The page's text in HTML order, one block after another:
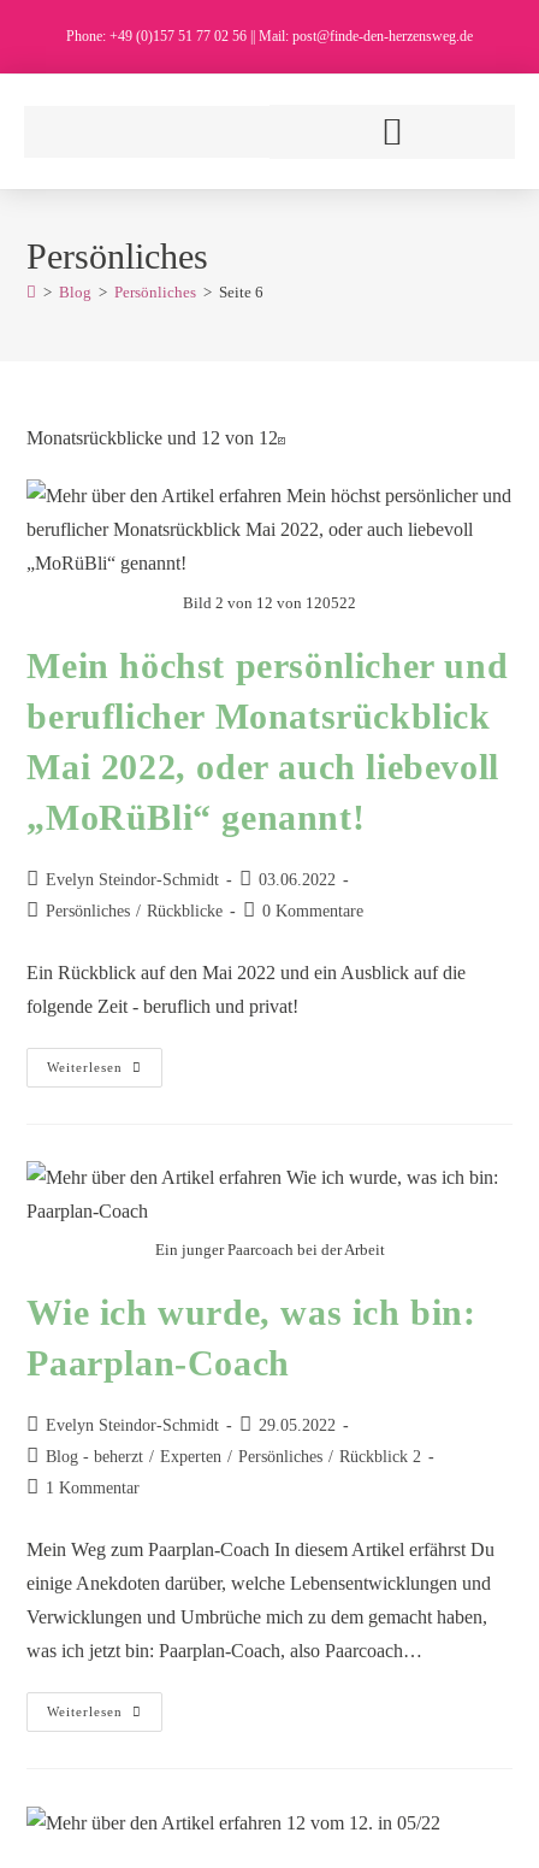
Phone: +49 (0)157 51 77 02 56 || Mail: post@finde-den-herzensweg.de
Persönliches
> Blog > Persönliches > Seite 6
Monatsrückblicke und 12 von 12
Bild 2 von 12 von 120522
Mein höchst persönlicher und
beruflicher Monatsrückblick
Mai 2022, oder auch liebevoll
„MoRüBli“ genannt!
Evelyn Steindor-Schmidt
03.06.2022
Persönliches / Rückblicke 0 Kommentare
Ein Rückblick auf den Mai 2022 und ein Ausblick auf die
folgende Zeit - beruflich und privat!
Weiterlesen
Ein junger Paarcoach bei der Arbeit
Wie ich wurde, was ich bin:
Paarplan-Coach
Evelyn Steindor-Schmidt
29.05.2022
Blog - beherzt / Experten / Persönliches / Rückblick 2
1 Kommentar
Mein Weg zum Paarplan-Coach In diesem Artikel erfährst Du
einige Anekdoten darüber, welche Lebensentwicklungen und
Verwicklungen und Umbrüche mich zu dem gemacht haben,
was ich jetzt bin: Paarplan-Coach, also Paarcoach…
Weiterlesen